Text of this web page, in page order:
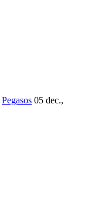
Pegasos 05 dec.,